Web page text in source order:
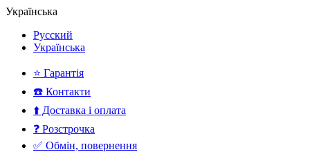
Українська
Русский
Українська
⭐ Гарантія
☎️ Контакти
⬆️ Доставка і оплата
❓ Розстрочка
✅ Обмін, повернення